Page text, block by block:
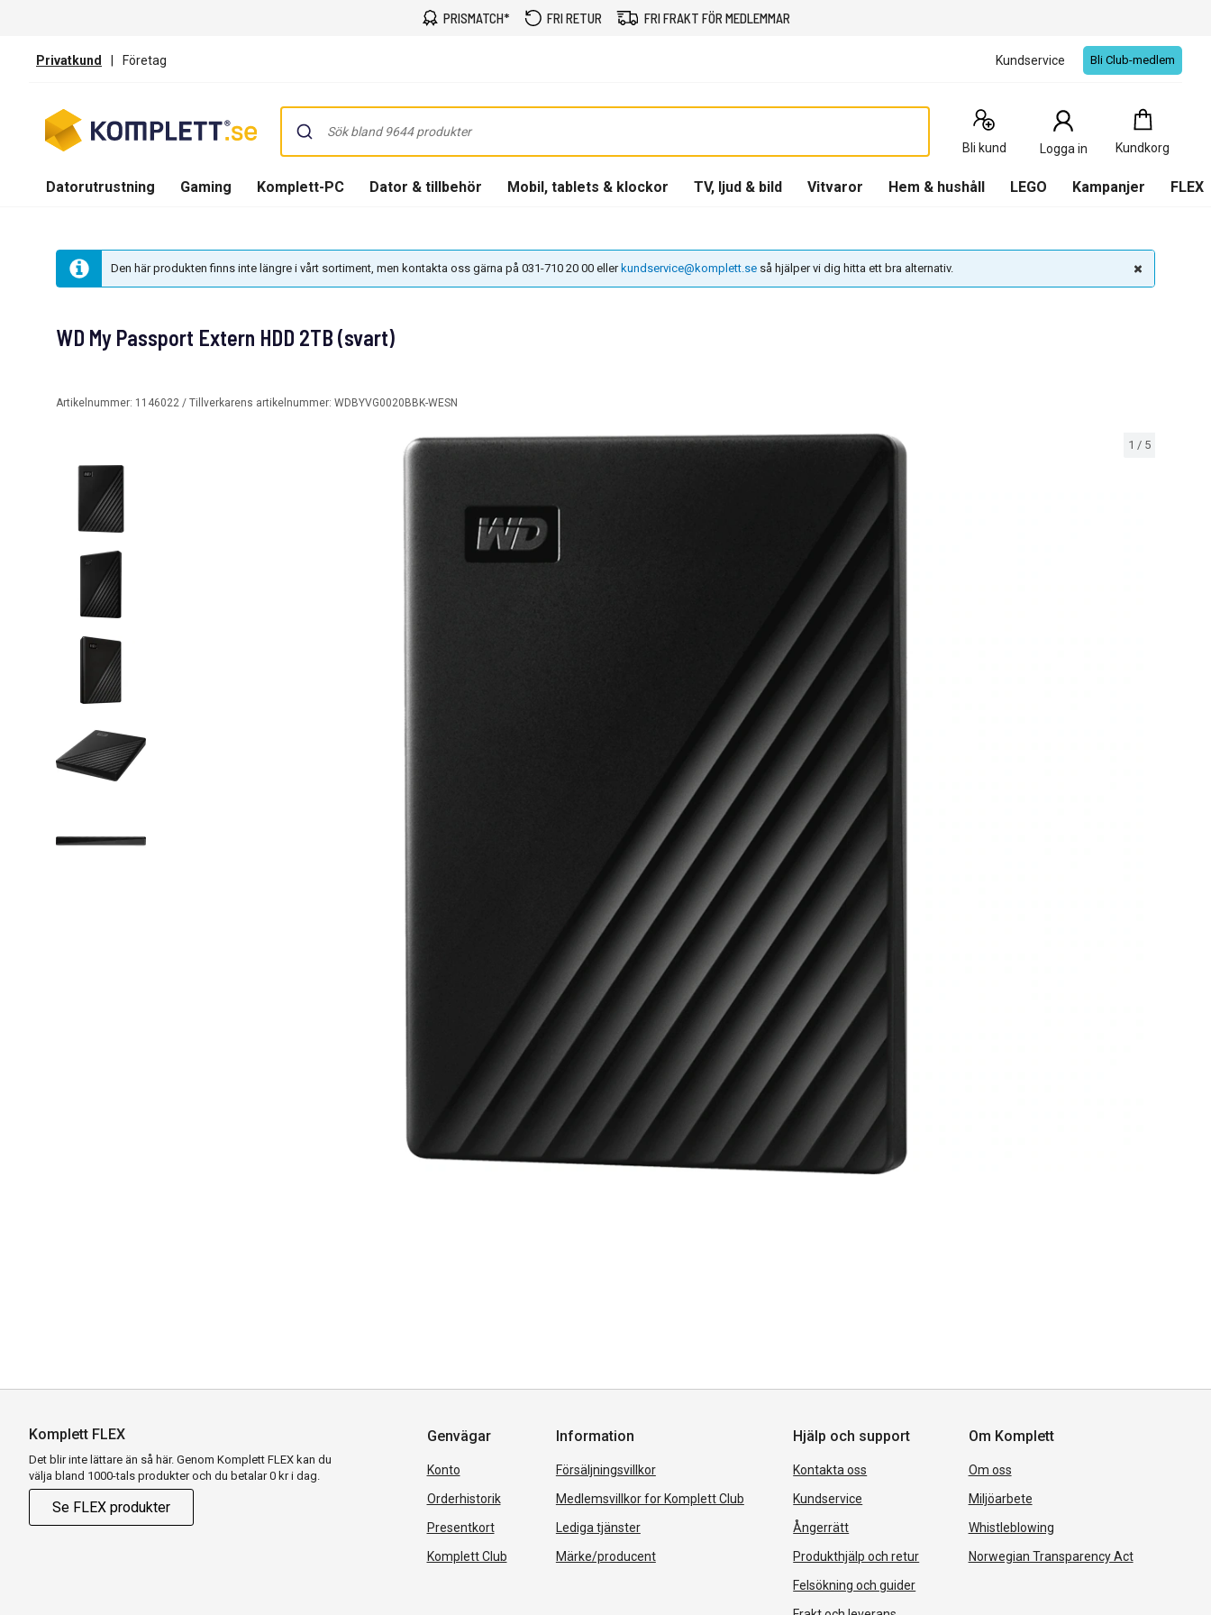
PRISMATCH* FRI RETUR FRI FRAKT FÖR MEDLEMMAR
Privatkund | Företag Kundservice Bli Club-medlem
Bli kund Logga in Kundkorg
Kundkorg
0
Produkter
Datorutrustning Gaming Komplett-PC Dator & tillbehör Mobil, tablets & klockor TV, ljud & bild Vitvaror Hem & hushåll LEGO Kampanjer FLEX
Den här produkten finns inte längre i vårt sortiment, men kontakta oss gärna på 031-710 20 00 eller kundservice@komplett.se så hjälper vi dig hitta ett bra alternativ.
1 / 5
WD My Passport Extern HDD 2TB (svart)
Artikelnummer: 1146022 / Tillverkarens artikelnummer: WDBYVG0020BBK-WESN
Komplett FLEX
Det blir inte lättare än så här. Genom Komplett FLEX kan du
välja bland 1000-tals produkter och du betalar 0 kr i dag.
Se FLEX produkter
Genvägar
Konto
Orderhistorik
Presentkort
Komplett Club
Information
Försäljningsvillkor
Medlemsvillkor for Komplett Club
Lediga tjänster
Märke/producent
Hjälp och support
Kontakta oss
Kundservice
Ångerrätt
Produkthjälp och retur
Felsökning och guider
Om Komplett
Om oss
Miljöarbete
Whistleblowing
Norwegian Transparency Act